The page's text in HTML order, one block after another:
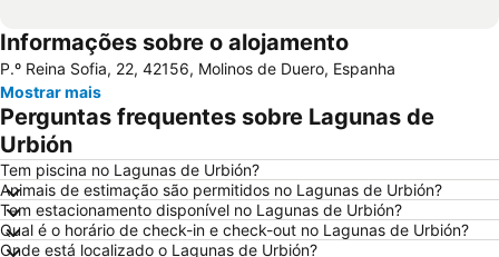
Informações sobre o alojamento
P.º Reina Sofia, 22, 42156, Molinos de Duero, Espanha
Mostrar mais
Perguntas frequentes sobre Lagunas de
Urbión
Tem piscina no Lagunas de Urbión?
Animais de estimação são permitidos no Lagunas de Urbión?
Tem estacionamento disponível no Lagunas de Urbión?
Qual é o horário de check-in e check-out no Lagunas de Urbión?
Onde está localizado o Lagunas de Urbión?